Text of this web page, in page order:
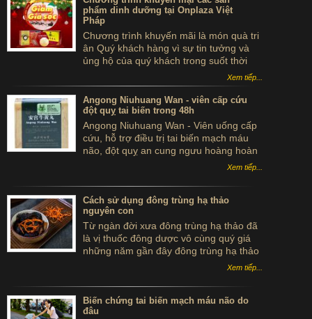
phẩm dinh dưỡng tại Onplaza Việt
Pháp
Chương trình khuyến mãi là món quà tri
ân Quý khách hàng vì sự tin tưởng và
ủng hộ của quý khách trong suốt thời
Xem tiếp...
Angong Niuhuang Wan - viên cấp cứu
đột quỵ tai biến trong 48h
Angong Niuhuang Wan - Viên uống cấp
cứu, hỗ trợ điều trị tai biến mạch máu
não, đột quỵ an cung ngưu hoàng hoàn
hộp gỗ màu xanh bắc kinh đồng nhân
Xem tiếp...
Cách sử dụng đông trùng hạ thảo
nguyên con
Từ ngàn đời xưa đông trùng hạ thảo đã
là vị thuốc đông dược vô cùng quý giá
những năm gần đây đông trùng hạ thảo
được coi như một món quà xa xỉ trong
những bữa tiệc của giới thượng lưu tại
Trung Quốc, HongKong hay Singapore
Xem tiếp...
Biến chứng tai biến mạch máu não do
đâu